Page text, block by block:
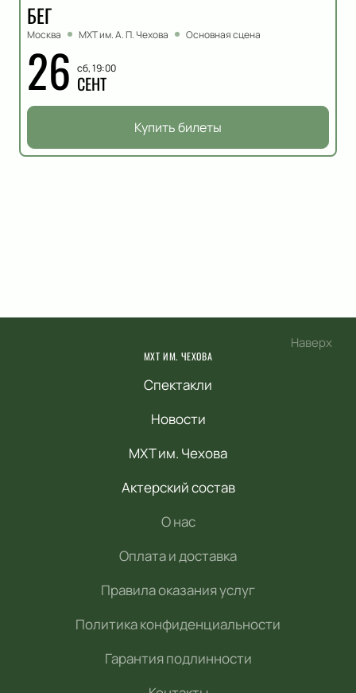
БЕГ
Москва МХТ им. А. П. Чехова Основная сцена
26 сб, 19:00
СЕНТ
Купить билеты
Наверх
МХТ ИМ. ЧЕХОВА
Спектакли
Новости
МХТ им. Чехова
Актерский состав
О нас
Оплата и доставка
Правила оказания услуг
Политика конфиденциальности
Гарантия подлинности